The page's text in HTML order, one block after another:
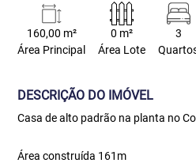
160,00 m²
Área Principal
0 m²
Área Lote
3
DESCRIÇÃO DO IMÓVEL
Casa de alto padrão na planta no
Área construída 161m